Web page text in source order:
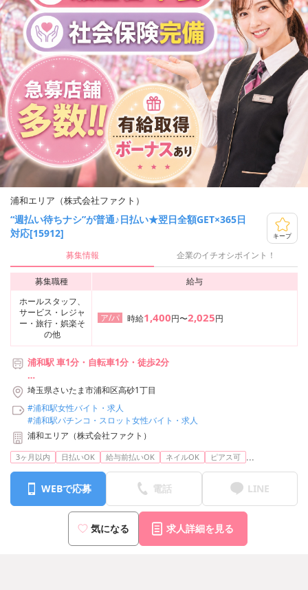
浦和エリア（株式会社ファクト）
“週払い待ちナシ”が普通♪日払い★翌日全額GET×365日
対応[15912]
キープ
募集情報 企業のイチオシポイント！
募集職種
給与
ホールスタッフ、
サービス・レジャ
ー・旅行・娯楽そ
の他
ア/パ 時給1,400円〜2,025円
浦和駅 車1分・自転車1分・徒歩2分
【利用可能な路線】
・JR高崎線 浦和駅
・JR京浜東北線 浦和駅
・JR湘南新宿ライン 浦和駅
・JR上野東京ライン 浦和駅
埼玉県さいたま市浦和区高砂1丁目
#浦和駅女性バイト・求人
#浦和駅パチンコ・スロット女性バイト・求人
浦和エリア（株式会社ファクト）
3ヶ月以内 日払いOK 給与前払いOK ネイルOK ピアス可 ...
WEBで応募 電話 LINE
気になる 求人詳細を見る